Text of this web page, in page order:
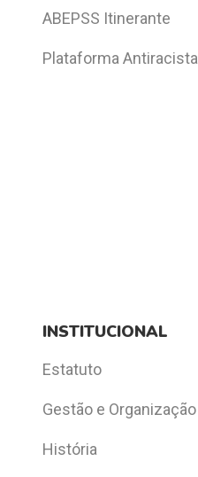
ABEPSS Itinerante
Plataforma Antiracista
INSTITUCIONAL
Estatuto
Gestão e Organização
História